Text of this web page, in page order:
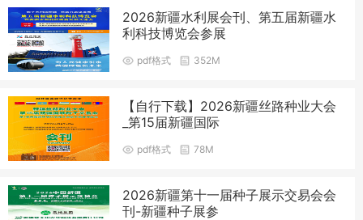
2026新疆水利展会刊、第五届新疆水
利科技博览会参展
pdf格式 352M
【自行下载】2026新疆丝路种业大会
_第15届新疆国际
pdf格式 78M
2026新疆第十一届种子展示交易会会
刊-新疆种子展参